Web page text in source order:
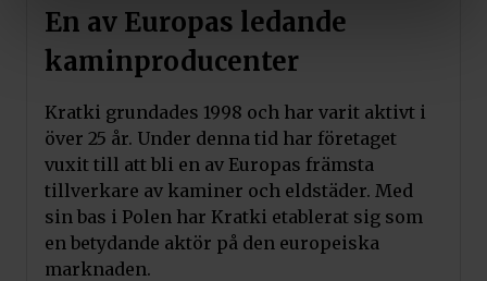
En av Europas ledande
kaminproducenter
Kratki grundades 1998 och har varit aktivt i
över 25 år. Under denna tid har företaget
vuxit till att bli en av Europas främsta
tillverkare av kaminer och eldstäder. Med
sin bas i Polen har Kratki etablerat sig som
en betydande aktör på den europeiska
marknaden.